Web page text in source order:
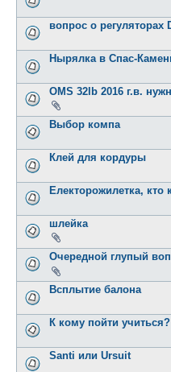
вопрос о регуляторах
Нырялка в Спас-
OMS 32lb 2016 г.в.
Выбор компа
Клей для кордуры
Електорожилетка, кто
шлейка
Очередной глупый
Всплытие балона
К кому пойти учиться?
Santi или Ursuit